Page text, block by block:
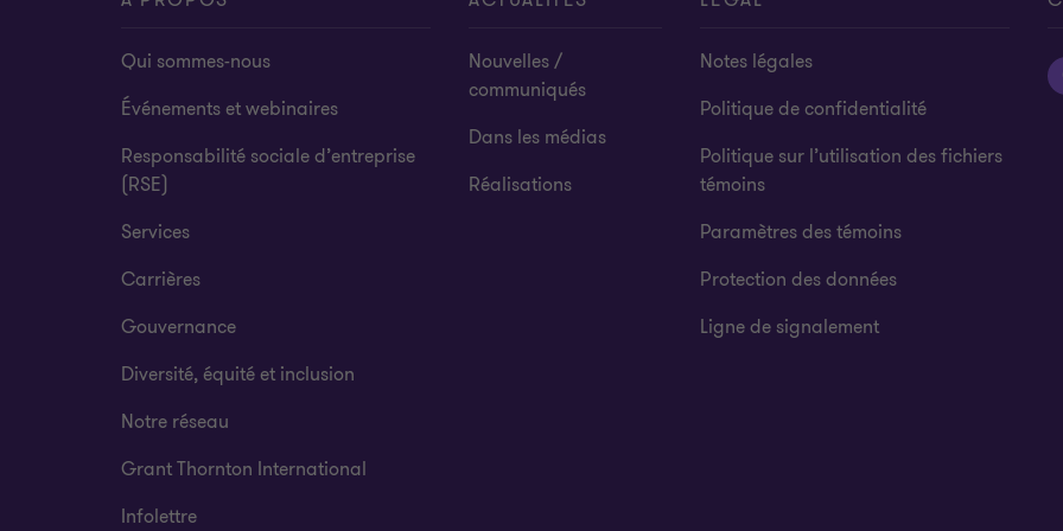
Qui sommes-nous
Événements et webinaires
Responsabilité sociale d’entreprise
(RSE)
Services
Carrières
Gouvernance
Diversité, équité et inclusion
Notre réseau
Grant Thornton International
Infolettre
Nouvelles /
communiqués
Dans les médias
Réalisations
Notes légales
Politique de confidentialité
Politique sur l’utilisation des fichiers
témoins
Paramètres des témoins
Protection des données
Ligne de signalement